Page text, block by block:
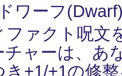
ワーフ
ァクト呪文
チャーは、あ
+1/+1の修